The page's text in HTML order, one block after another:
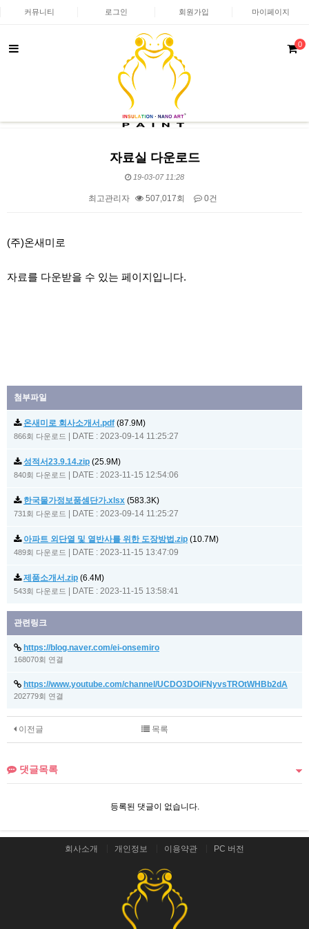
커뮤니티 로그인 회원가입 마이페이지
0
자료실 다운로드
19-03-07 11:28
최고관리자 507,017회 0건
(주)온새미로
자료를 다운받을 수 있는 페이지입니다.
첨부파일
온새미로 회사소개서.pdf (87.9M)
866회 다운로드 DATE : 2023-09-14 11:25:27
성적서23.9.14.zip (25.9M)
840회 다운로드 DATE : 2023-11-15 12:54:06
한국물가정보품셈단가.xlsx (583.3K)
731회 다운로드 DATE : 2023-09-14 11:25:27
아파트 외단열 및 열반사를 위한 도장방법.zip (10.7M)
489회 다운로드 DATE : 2023-11-15 13:47:09
제품소개서.zip (6.4M)
543회 다운로드 DATE : 2023-11-15 13:58:41
관련링크
https://blog.naver.com/ei-onsemiro
168070회 연결
https://www.youtube.com/channel/UCDO3DOiFNyvsTROtWHBb2dA
202779회 연결
이전글 목록
댓글목록
등록된 댓글이 없습니다.
회사소개 개인정보 이용약관 PC 버전